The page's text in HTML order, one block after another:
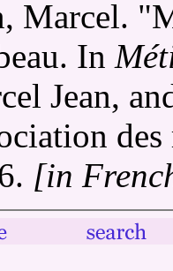
Marcel.
In
Jean,
des
[in